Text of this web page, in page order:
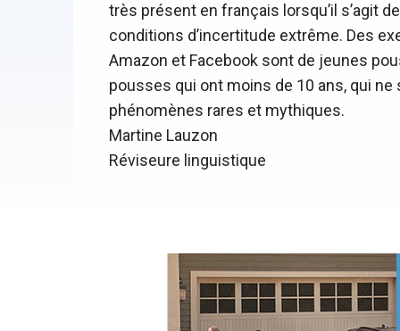
très présent en français lorsqu’il s’agit
conditions d’incertitude extrême. Des
Amazon et Facebook sont de jeunes
pousses qui ont moins de 10 ans, qui
phénomènes rares et mythiques.
Martine Lauzon
Réviseure linguistique